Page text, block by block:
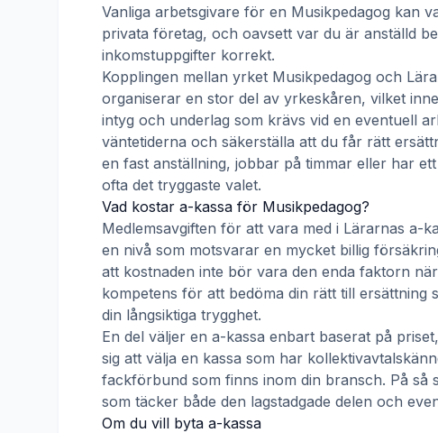
Vanliga arbetsgivare för en Musikpedagog kan
privata företag, och oavsett var du är anställd
inkomstuppgifter korrekt.
Kopplingen mellan yrket Musikpedagog och
organiserar en stor del av yrkeskåren, vilket
intyg och underlag som krävs vid en eventuell
väntetiderna och säkerställa att du får rätt
en fast anställning, jobbar på timmar eller har
ofta det tryggaste valet.
Vad kostar a-kassa för Musikpedagog?
Medlemsavgiften för att vara med i Lärarnas a-
en nivå som motsvarar en mycket billig
att kostnaden inte bör vara den enda faktorn
kompetens för att bedöma din rätt till ersättning
din långsiktiga trygghet.
En del väljer en a-kassa enbart baserat på
sig att välja en kassa som har
fackförbund som finns inom din bransch. På så
som täcker både den lagstadgade delen och
Om du vill byta a-kassa